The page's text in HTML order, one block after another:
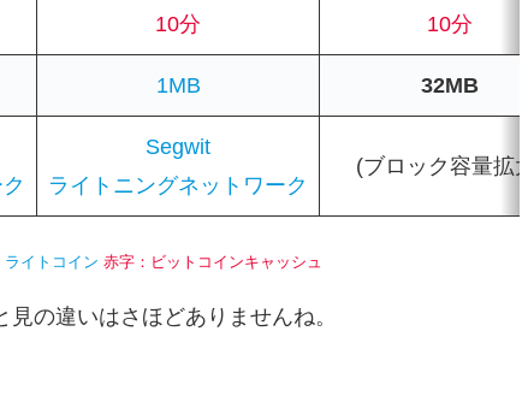
10分 10分
1MB 32MB
Segwit
ライトニングネットワーク
(ブロック容量拡
ライトコイン 赤字：ビットコインキャッシュ
の違いはさほどありませんね。